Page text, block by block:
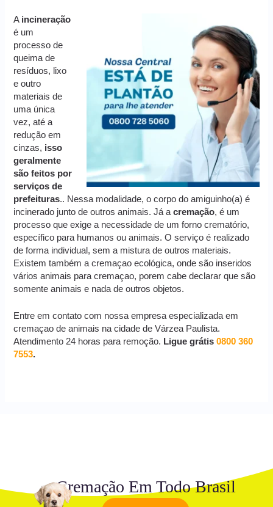
A incineração
é um
processo de
queima de
resíduos, lixo
e outro
materiais de
uma única
vez, até a
redução em
cinzas, isso
geralmente
são feitos por
serviços de
prefeituras.. Nessa modalidade, o corpo do amiguinho(a) é
incinerado junto de outros animais. Já acremação, é um
processo que exige a necessidade de um forno crematório,
específico para humanos ou animais. O serviço é realizado
de forma individual, sem a mistura de outros materiais.
Existem também a cremaçao ecológica, onde são inseridos
vários animais para cremaçao, porem cabe declarar que são
somente animais e nada de outros objetos.
Entre em contato com nossa empresa especializada em
cremaçao de animais na cidade de Várzea Paulista.
Atendimento 24 horas para remoção. Ligue grátis0800 360
7553.
Cremação Em Todo Brasil